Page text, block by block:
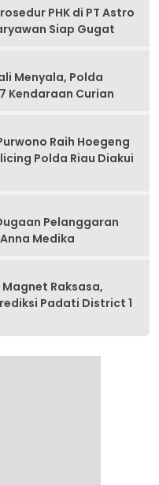
PHK di PT Astro
Siap Gugat
Menyala, Polda
Kendaraan Curian
Raih Hoegeng
Polda Riau Diakui
Pelanggaran
Medika
Raksasa,
Padati District 1